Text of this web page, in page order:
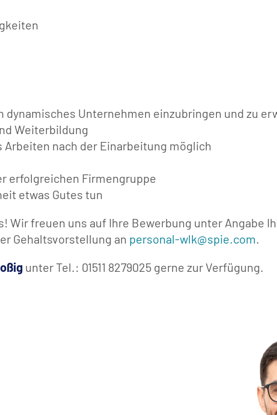
dynamisches Unternehmen einzubringen und zu
Weiterbildung
nach der Einarbeitung möglich
erfolgreichen Firmengruppe
etwas Gutes tun
Wir freuen uns auf Ihre Bewerbung unter Angabe
Gehaltsvorstellung an personal-wlk@spie.com
unter Tel.: 01511 8279025 gerne zur Verfügung.